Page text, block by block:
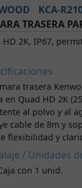
KCA-
TRASERA
HD 2K, IP67,
trasera
en Quad HD 2K
al polvo y al
cable de 8m y
flexibilidad y
/ Unidades
con 1 unid.